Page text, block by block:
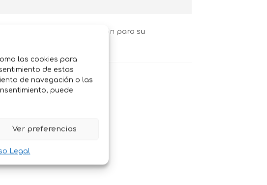
las cookies para
de estas
de navegación o las
puede
Ver preferencias
Legal
piel, incluye funda de nylon para su